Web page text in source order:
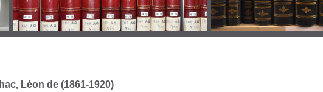
Léon de (1861-1920)